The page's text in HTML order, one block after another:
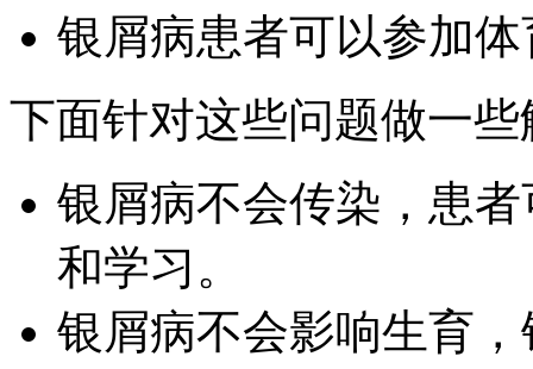
银屑病患者可以参加
下面针对这些问题做一些
银屑病不会传染，患
和学习。
银屑病不会影响生育